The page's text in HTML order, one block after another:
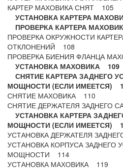
КАРТЕР МАХОВИКА СНЯТ 105
УСТАНОВКА КАРТЕРА
ПРОВЕРКА КАРТЕРА
ПРОВЕРКА ОКРУЖНОСТИ
ОТКЛОНЕНИЙ 108
ПРОВЕРКА БИЕНИЯ ФЛАНЦА
УСТАНОВКА МАХОВИКА 109
СНЯТИЕ КАРТЕРА ЗАДНЕГО
МОЩНОСТИ (ЕСЛИ ИМЕЕТСЯ)
СНЯТИЕ МАХОВИКА 110
СНЯТИЕ ДЕРЖАТЕЛЯ ЗАДНЕГО
УСТАНОВКА КАРТЕРА
МОЩНОСТИ (ЕСЛИ ИМЕЕТСЯ)
УСТАНОВКА ДЕРЖАТЕЛЯ
УСТАНОВКА КОРПУСА ЗАДНЕГО
МОЩНОСТИ 114
УСТАНОВКА МАХОВИКА 119